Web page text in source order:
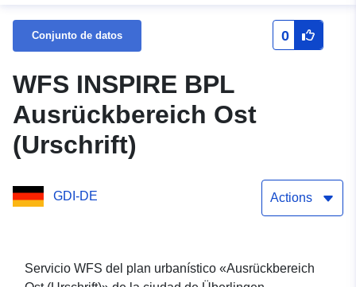
Conjunto de datos 0
WFS INSPIRE BPL
Ausrückbereich Ost
(Urschrift)
GDI-DE Actions
Servicio WFS del plan urbanístico «Ausrückbereich